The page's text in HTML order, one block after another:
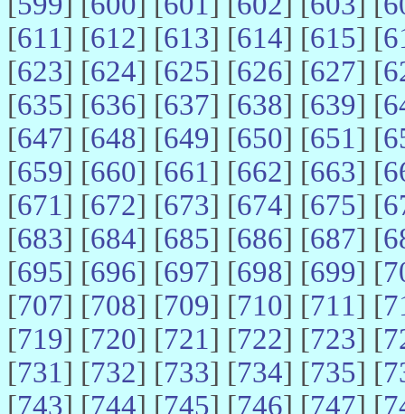
[611] [612] [613] [614] [615] [
[623] [624] [625] [626] [627] [
[635] [636] [637] [638] [639] [
[647] [648] [649] [650] [651] [
[659] [660] [661] [662] [663] [
[671] [672] [673] [674] [675] [
[683] [684] [685] [686] [687] [
[695] [696] [697] [698] [699] [
[707] [708] [709] [710] [711] [
[719] [720] [721] [722] [723] [
[731] [732] [733] [734] [735] [
[743] [744] [745] [746] [747] [